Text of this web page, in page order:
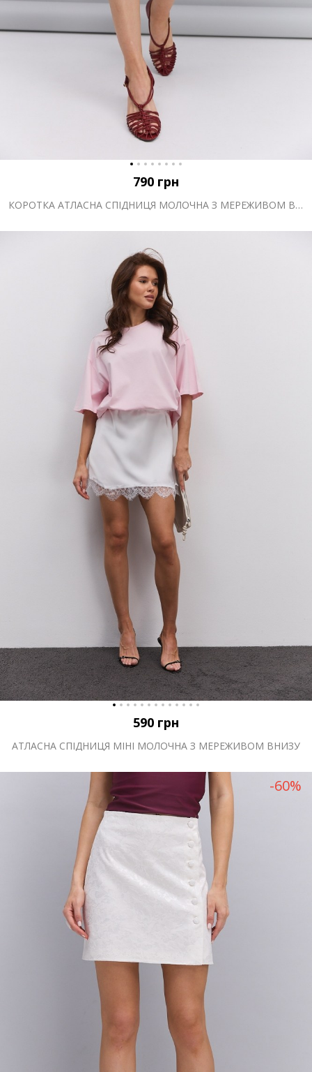
790 грн
КОРОТКА АТЛАСНА СПІДНИЦЯ МОЛОЧНА З МЕРЕЖИВОМ ВНИЗУ
590 грн
АТЛАСНА СПІДНИЦЯ МІНІ МОЛОЧНА З МЕРЕЖИВОМ ВНИЗУ
-60%